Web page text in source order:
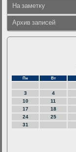
На заметку
Архив записей
Пн Вт
3
4
10
11
17
18
24
25
31